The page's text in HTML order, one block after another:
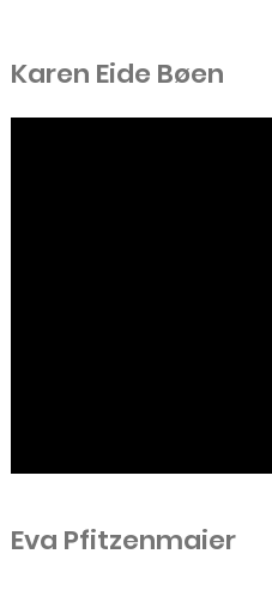
Karen Eide Bøen
Eva Pfitzenmaier